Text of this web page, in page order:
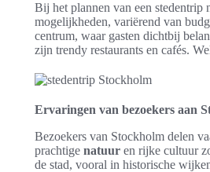
Bij het plannen van een stedentrip
mogelijkheden, variërend van
centrum, waar gasten dichtbij
zijn trendy restaurants en cafés.
Ervaringen van bezoekers aan
Bezoekers van Stockholm delen
prachtige natuur en rijke cultuur
de stad, vooral in historische